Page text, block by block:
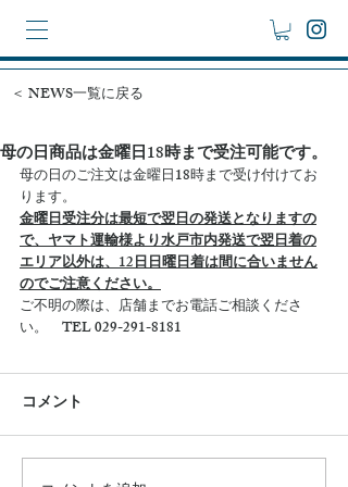
＜ NEWS一覧に戻る
母の日商品は金曜日18時まで受注可能です。
母の日のご注文は金曜日18時まで受け付けてお
ります。
金曜日受注分は最短で翌日の発送となりますの
で、ヤマト運輸様より水戸市内発送で翌日着の
エリア以外は、12日日曜日着は間に合いません
のでご注意ください。
ご不明の際は、店舗までお電話ご相談くださ
い。　TEL 029-291-8181
コメント